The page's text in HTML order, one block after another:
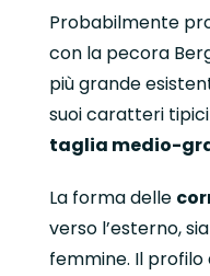
Probabilmente
con la pecora
più grande
suoi caratteri
taglia medio-
La forma delle
verso l’esterno,
femmine. Il profilo